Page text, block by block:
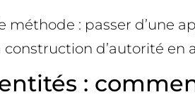
: passer d’une
d’autorité en
: